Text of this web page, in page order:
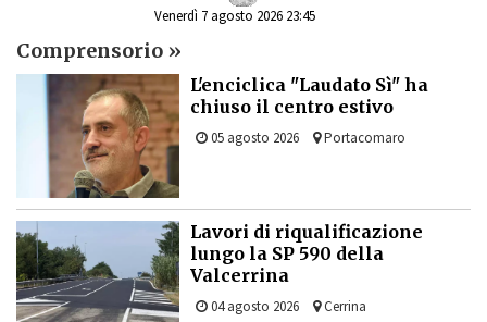
Venerdì 7 agosto 2026 23:45
Comprensorio »
L'enciclica "Laudato Sì" ha
chiuso il centro estivo
05 agosto 2026 Portacomaro
Lavori di riqualificazione
lungo la SP 590 della
Valcerrina
04 agosto 2026 Cerrina